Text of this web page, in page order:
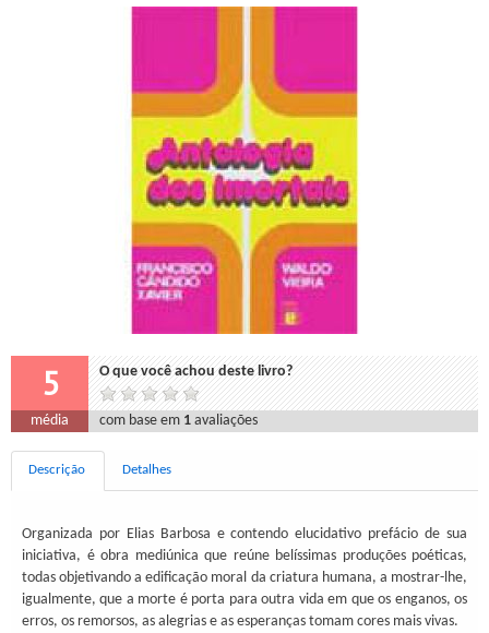
5 O que você achou deste livro?
média com base em 1 avaliações
Descrição Detalhes
Organizada por Elias Barbosa e contendo elucidativo prefácio de sua
iniciativa, é obra mediúnica que reúne belíssimas produções poéticas,
todas objetivando a edificação moral da criatura humana, a mostrar-lhe,
igualmente, que a morte é porta para outra vida em que os enganos, os
erros, os remorsos, as alegrias e as esperanças tomam cores mais vivas.